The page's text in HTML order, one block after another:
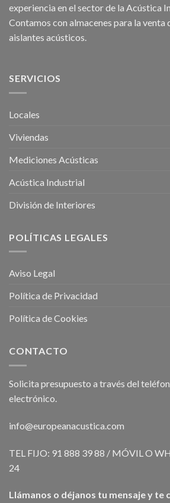
experiencia en el sector de la Acústica
Contamos con almacenes para la venta
aislantes acústicos
SERVICIOS
Locales
Viviendas
Mediciones Acústicas
Acústica Industrial
División de Interiores
POLÍTICAS LEGALES
Aviso Legal
Política de Privacidad
Política de Cookies
CONTACTO
Solicita presupuesto a través del
electrónico.
info@europeanacustica.com
TEL FIJO: 91 888 39 88 / MÓVIL O
24
Llámanos o déjanos tu mensaje y te